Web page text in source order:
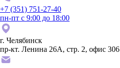
+7 (351) 751-27-40
пн-пт с 9:00 до 18:00
г. Челябинск
пр-кт. Ленина 26А, стр. 2, офис 306